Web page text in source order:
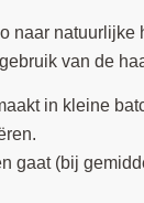
naar natuurlijke
van de
in kleine
gaat (bij